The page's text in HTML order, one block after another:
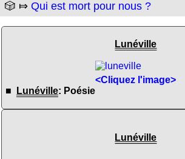
🎲 ⤇ Qui est mort pour nous ?
Lunéville
<Cliquez l'image>
■
Lunéville: Poésie
Lunéville